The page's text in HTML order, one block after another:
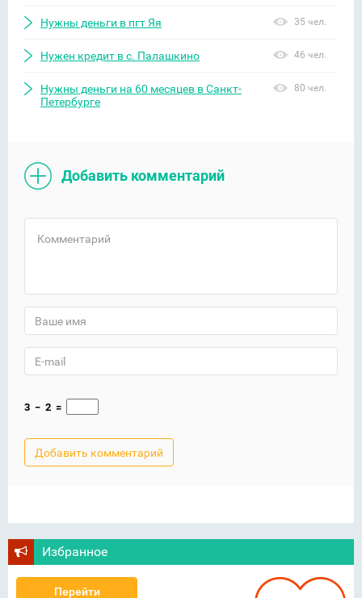
Нужны деньги в пгт Яя 35 чел.
Нужен кредит в с. Палашкино 46 чел.
Нужны деньги на 60 месяцев в Санкт-
Петербурге
80 чел.
Добавить комментарий
3 − 2 =
Избранное
Перейти